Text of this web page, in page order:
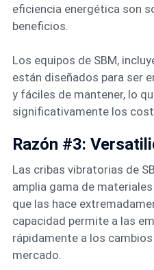
eficiencia energética son
beneficios.
Los equipos de SBM,
están diseñados para ser
y fáciles de mantener, lo
significativamente los
Razón #3:
Las cribas vibratorias de
amplia gama de
que las hace
capacidad permite a las
rápidamente a los
mercado.